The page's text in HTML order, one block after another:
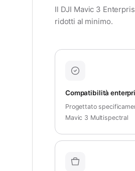
Il DJI Mavic 3
ridotti al minimo.
Compatibilità
Progettato
Mavic 3 Multispectral